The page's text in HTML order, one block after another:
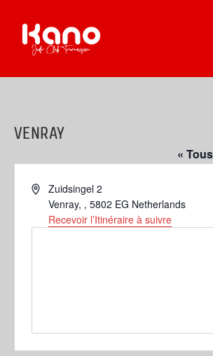
VENRAY
«
AdresseZuidsingel 2
Venray, , 5802 EG Netherlands
Recevoir l’Itinéraire à suivre